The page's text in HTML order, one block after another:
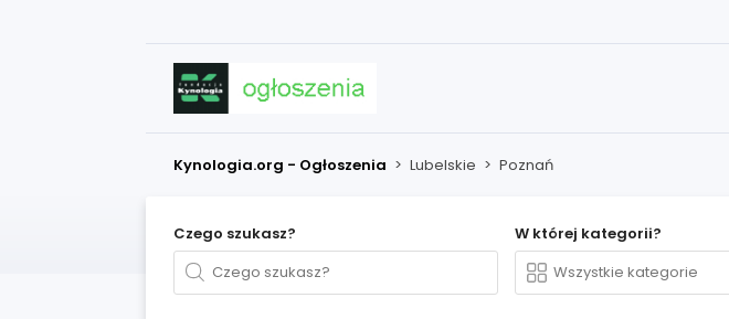
Kynologia.org - Ogłoszenia > Lubelskie > Poznań
Czego szukasz? W której kategorii?